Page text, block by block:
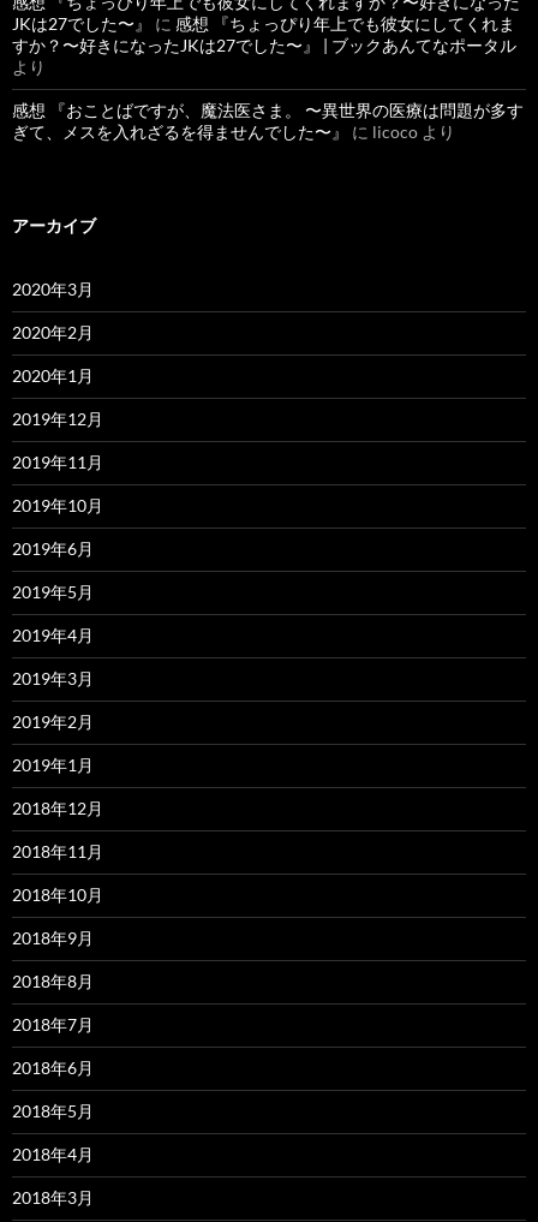
JKは27でした〜』
に 感想 『ちょっぴり年上でも彼女にしてくれま
すか？〜好きになったJKは27でした〜』 | ブックあんてなポータル
より
感想 『おことばですが、魔法医さま。 〜異世界の医療は問題が多す
ぎて、メスを入れざるを得ませんでした〜』
に licoco より
アーカイブ
2020年3月
2020年2月
2020年1月
2019年12月
2019年11月
2019年10月
2019年6月
2019年5月
2019年4月
2019年3月
2019年2月
2019年1月
2018年12月
2018年11月
2018年10月
2018年9月
2018年8月
2018年7月
2018年6月
2018年5月
2018年4月
2018年3月